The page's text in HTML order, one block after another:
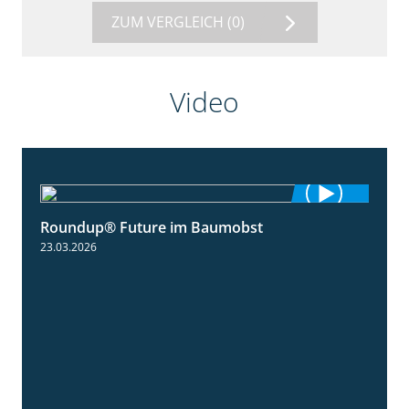
ZUM VERGLEICH (0)
Video
Roundup® Future im Baumobst
23.03.2026